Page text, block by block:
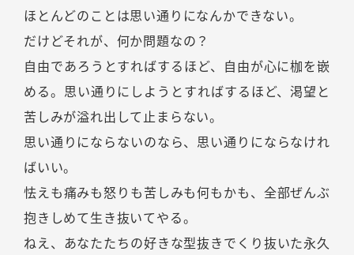
ほとんどのことは思い通りになんかできない。
だけどそれが、何か問題なの？
自由であろうとすればするほど、自由が心に枷を嵌
める。思い通りにしようとすればするほど、渇望と
苦しみが溢れ出して止まらない。
思い通りにならないのなら、思い通りにならなけれ
ばいい。
怯えも痛みも怒りも苦しみも何もかも、全部ぜんぶ
抱きしめて生き抜いてやる。
ねえ、あなたたちの好きな型抜きでくり抜いた永久